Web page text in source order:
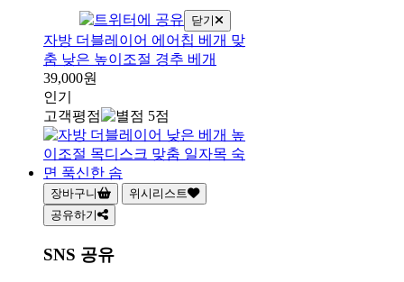
닫기
자방 더블레이어 에어칩 베개 맞
춤 낮은 높이조절 경추 베개
39,000원
인기
고객평점
장바구니
위시리스트
공유하기
SNS 공유